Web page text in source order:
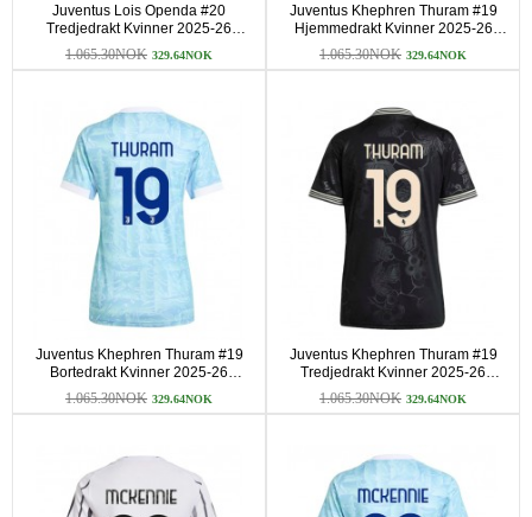
Juventus Lois Openda #20
Tredjedrakt Kvinner 2025-26
Kortermet
1.065.30NOK 329.64NOK
Juventus Khephren Thuram #19
Hjemmedrakt Kvinner 2025-26
Kortermet
1.065.30NOK 329.64NOK
Juventus Khephren Thuram #19
Bortedrakt Kvinner 2025-26
Kortermet
1.065.30NOK 329.64NOK
Juventus Khephren Thuram #19
Tredjedrakt Kvinner 2025-26
Kortermet
1.065.30NOK 329.64NOK